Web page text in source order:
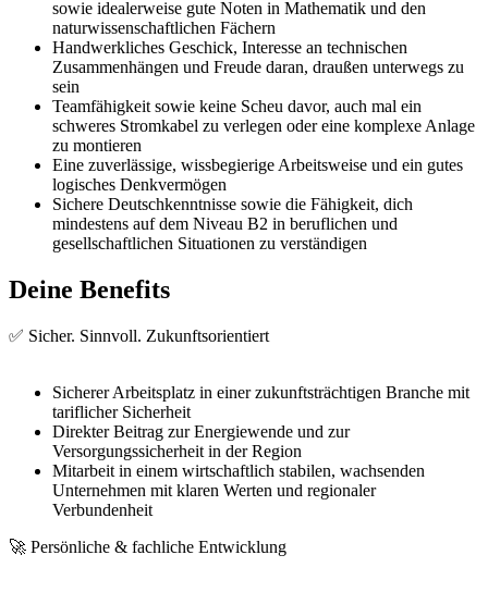
sowie idealerweise gute Noten in Mathematik und den
naturwissenschaftlichen Fächern
Handwerkliches Geschick, Interesse an technischen
Zusammenhängen und Freude daran, draußen unterwegs zu
sein
Teamfähigkeit sowie keine Scheu davor, auch mal ein
schweres Stromkabel zu verlegen oder eine komplexe Anlage
zu montieren
Eine zuverlässige, wissbegierige Arbeitsweise und ein gutes
logisches Denkvermögen
Sichere Deutschkenntnisse sowie die Fähigkeit, dich
mindestens auf dem Niveau B2 in beruflichen und
gesellschaftlichen Situationen zu verständigen
Deine Benefits
✅ Sicher. Sinnvoll. Zukunftsorientiert
Sicherer Arbeitsplatz in einer zukunftsträchtigen Branche mit
tariflicher Sicherheit
Direkter Beitrag zur Energiewende und zur
Versorgungssicherheit in der Region
Mitarbeit in einem wirtschaftlich stabilen, wachsenden
Unternehmen mit klaren Werten und regionaler
Verbundenheit
🚀 Persönliche & fachliche Entwicklung